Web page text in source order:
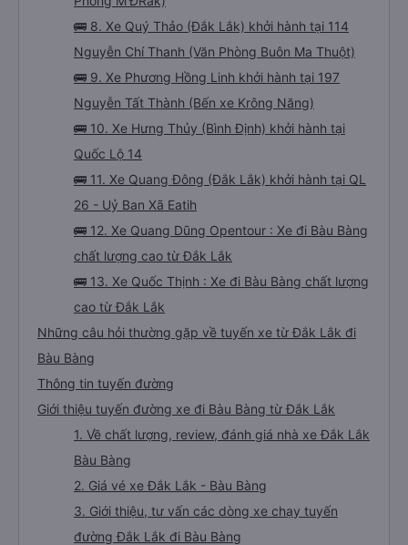
🚌 8. Xe Quý Thảo (Đắk Lắk) khởi hành tại 114
Nguyễn Chí Thanh (Văn Phòng Buôn Ma Thuột)
🚌 9. Xe Phương Hồng Linh khởi hành tại 197
Nguyễn Tất Thành (Bến xe Krông Năng)
🚌 10. Xe Hưng Thủy (Bình Định) khởi hành tại
Quốc Lộ 14
🚌 11. Xe Quang Đông (Đắk Lắk) khởi hành tại QL
26 - Uỷ Ban Xã Eatih
🚌 12. Xe Quang Dũng Opentour : Xe đi Bàu Bàng
chất lượng cao từ Đắk Lắk
🚌 13. Xe Quốc Thịnh : Xe đi Bàu Bàng chất lượng
cao từ Đắk Lắk
Những câu hỏi thường gặp về tuyến xe từ Đắk Lắk đi
Bàu Bàng
Thông tin tuyến đường
Giới thiệu tuyến đường xe đi Bàu Bàng từ Đắk Lắk
1. Về chất lượng, review, đánh giá nhà xe Đắk Lắk
Bàu Bàng
2. Giá vé xe Đắk Lắk - Bàu Bàng
3. Giới thiệu, tư vấn các dòng xe chạy tuyến
đường Đắk Lắk đi Bàu Bàng